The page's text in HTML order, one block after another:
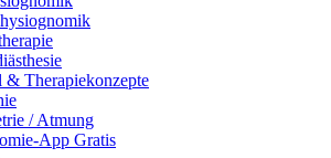
& Therapiekonzepte
/ Atmung
App Gratis